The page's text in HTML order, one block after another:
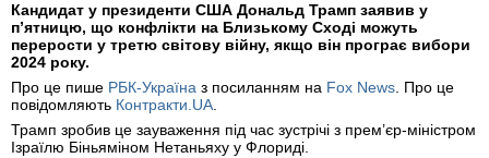
Кандидат у президенти США Дональд Трамп заявив у
п’ятницю, що конфлікти на Близькому Сході можуть
перерости у третю світову війну, якщо він програє вибори
2024 року.
Про це пише РБК-Україна з посиланням на Fox News . Про це
повідомляють Контракти.UA
Трамп зробив це зауваження під час зустрічі з прем’єр-міністром
Ізраїлю Біньяміном Нетаньяху у Флориді.